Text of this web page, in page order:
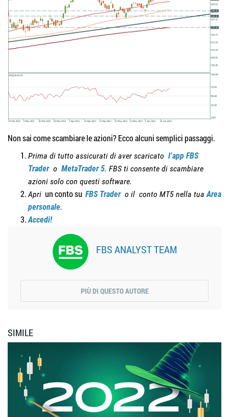
Non sai come scambiare le azioni? Ecco alcuni semplici passaggi.
Prima di tutto assicurati di aver scaricato l’app FBS
Trader o MetaTrader 5. FBS ti consente di scambiare
azioni solo con questi software.
Apri un conto su FBS Trader o il conto MT5 nella tua Area
personale.
Accedi!
FBS ANALYST TEAM
PIÙ DI QUESTO AUTORE
SIMILE